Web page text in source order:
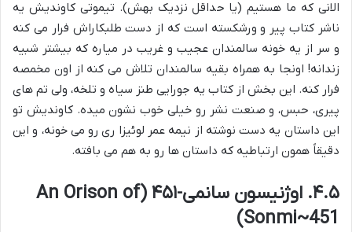
الانی که ما هستیم (یا حداقل نزدیک بهش). تیموتی کاوندیش یه
ناشر کتاب پیر و ورشکسته است که از دست طلبکاراش فرار می کنه
و سر از یه خونه سالمندان عجیب و غریب در میاره که بیشتر شبیه
زندانه! اونجا به همراه بقیه سالمندان تلاش می کنه از اون مخمصه
فرار کنه. این بخش از کتاب یه جورایی طنز سیاه و تلخه، ولی تم های
پیری، حبس، و صنعت نشر رو خیلی خوب نشون میده. کاوندیش تو
این داستان یه دست نوشته از نیمه عمر لوئیزا ری رو می خونه، و این
دقیقاً همون ارتباطیه که داستان ها رو به هم می بافته.
۴.۵. اوژنیسون سانمی-۴۵۱ (An Orison of
Sonmi~451)